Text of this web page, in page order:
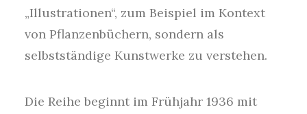
„Illustrationen“, zum Beispiel im Kontext
von Pflanzenbüchern, sondern als
selbstständige Kunstwerke zu verstehen.
Die Reihe beginnt im Frühjahr 1936 mit